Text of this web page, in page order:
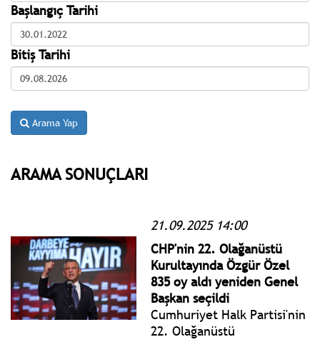
Başlangıç Tarihi
Bitiş Tarihi
Arama Yap
ARAMA SONUÇLARI
21.09.2025 14:00
CHP'nin 22. Olağanüstü
Kurultayında Özgür Özel
835 oy aldı yeniden Genel
Başkan seçildi
Cumhuriyet Halk Partisi'nin
22. Olağanüstü